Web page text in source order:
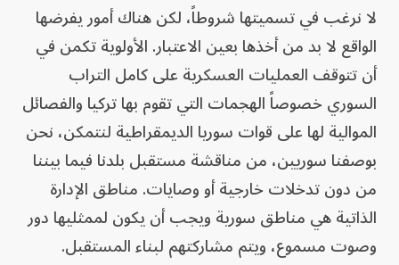
لا نرغب في تسميتها شروطاً، لكن هناك أمور يفرضها
الواقع لا بد من أخذها بعين الاعتبار. الأولوية تكمن في
أن تتوقف العمليات العسكرية على كامل التراب
السوري خصوصاً الهجمات التي تقوم بها تركيا والفصائل
الموالية لها على قوات سوريا الديمقراطية لنتمكن، نحن
بوصفنا سوريين، من مناقشة مستقبل بلدنا فيما بيننا
من دون تدخلات خارجية أو وصايات. مناطق الإدارة
الذاتية هي مناطق سورية ويجب أن يكون لممثليها دور
وصوت مسموع، ويتم مشاركتهم لبناء المستقبل.